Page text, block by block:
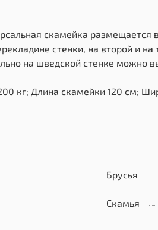
скамейка
стенки, на второй и на
на шведской стенке можно
кг; Длина скамейки 120 см;
Брусья
Скамья